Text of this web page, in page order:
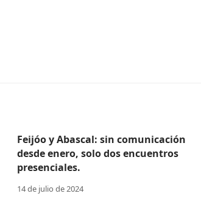
Feijóo y Abascal: sin comunicación
desde enero, solo dos encuentros
presenciales.
14 de julio de 2024